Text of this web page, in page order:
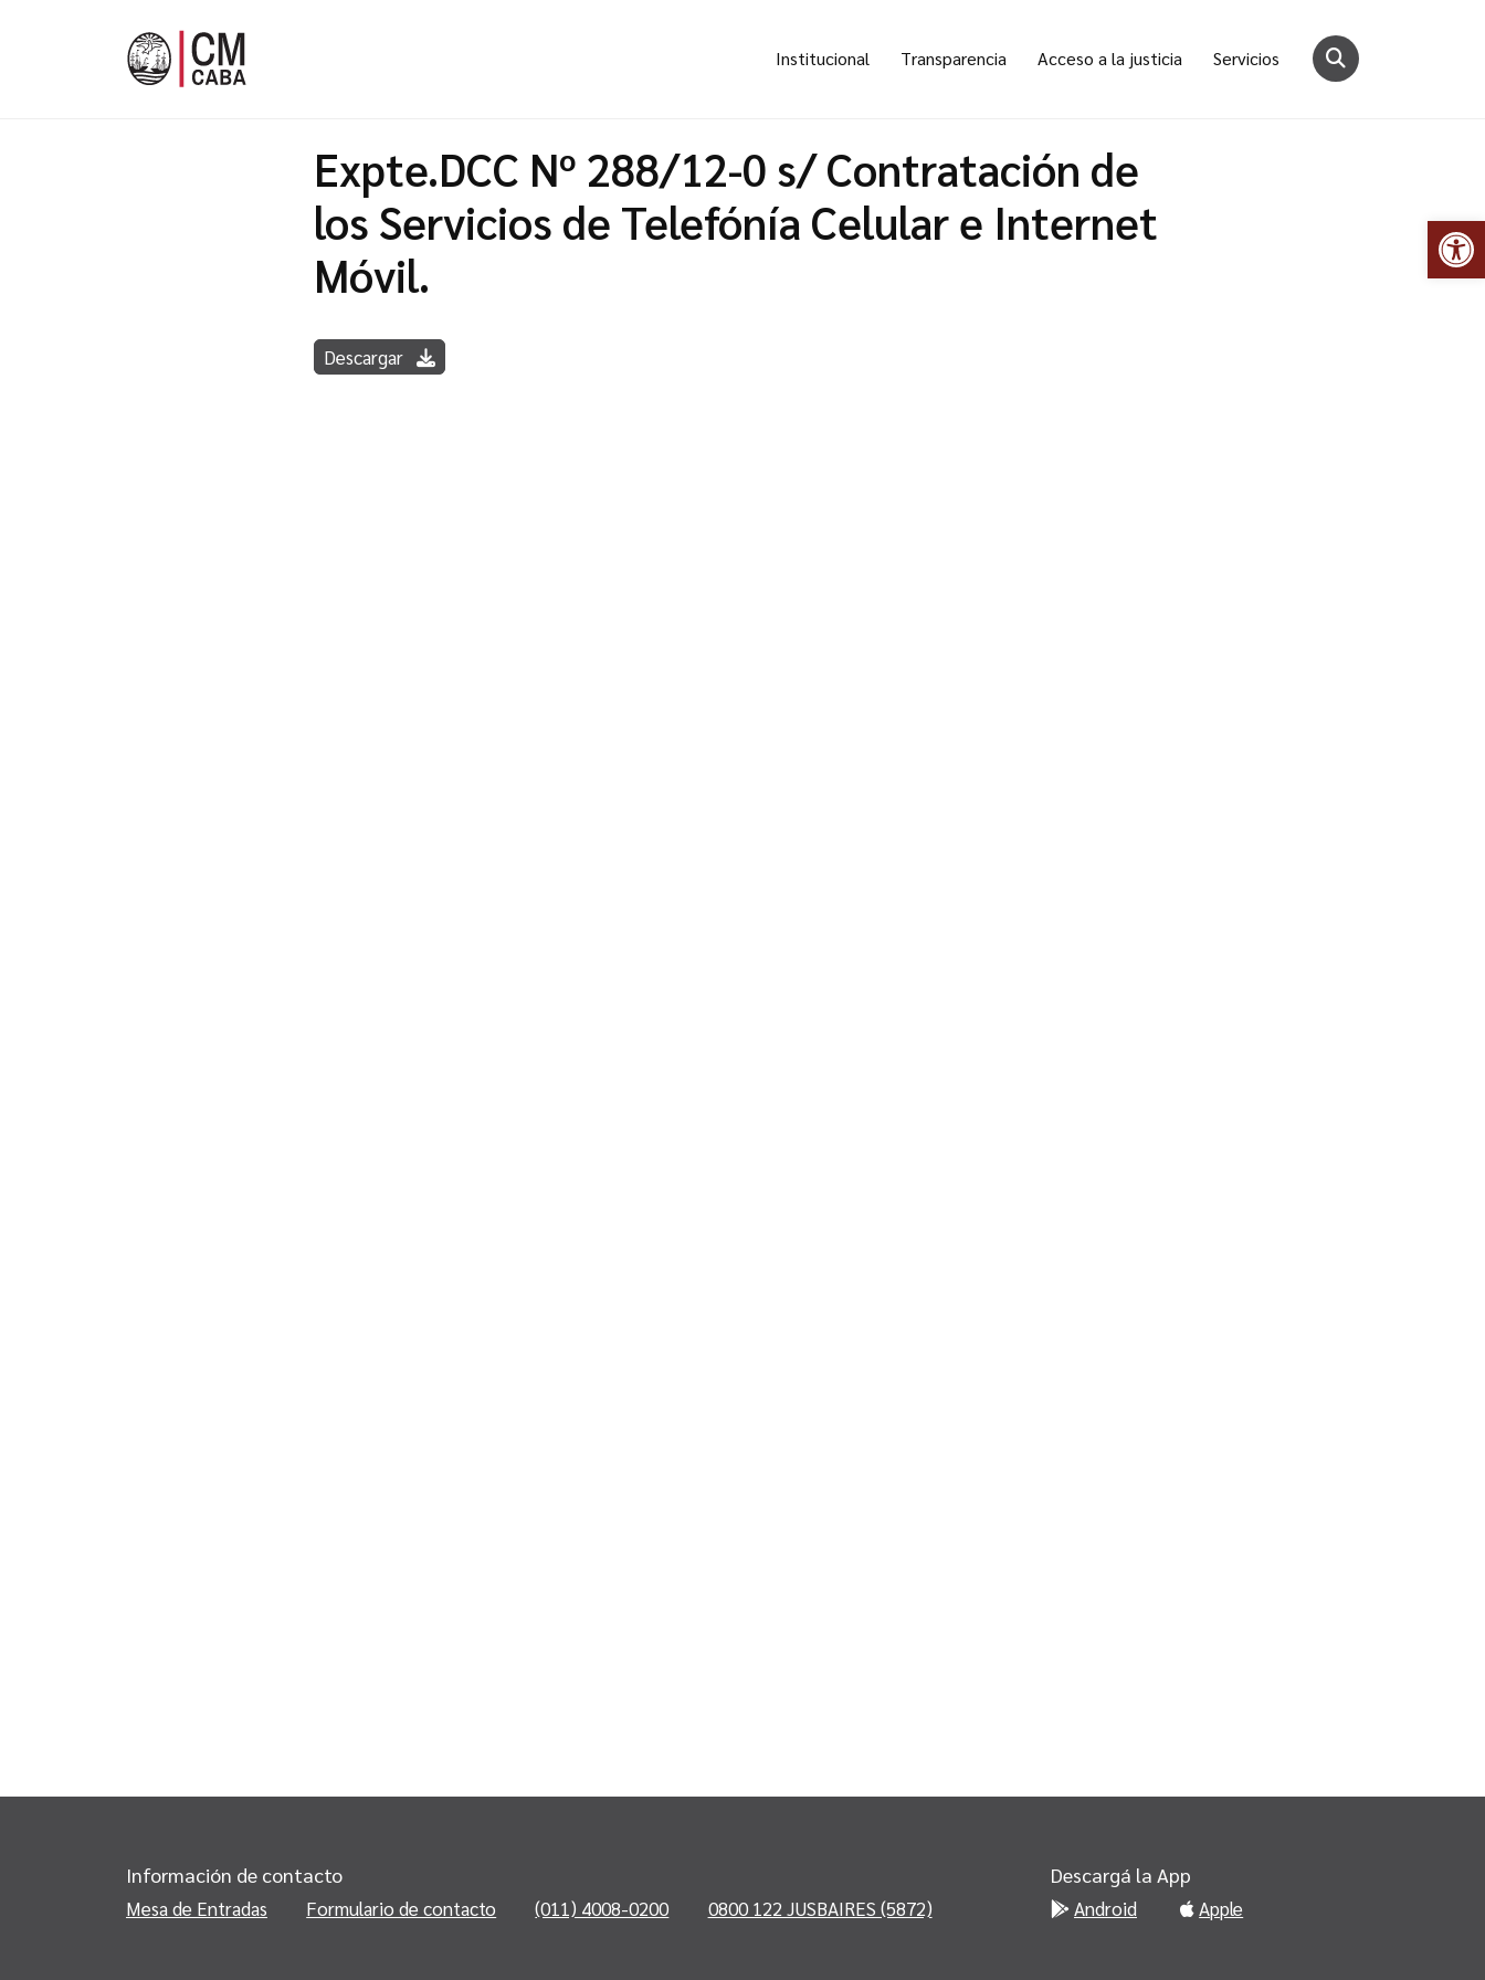
Institucional Transparencia Acceso a la justicia Servicios
Expte.DCC Nº 288/12-0 s/ Contratación de
los Servicios de Telefónía Celular e Internet
Móvil.
Descargar
Información de contacto
Mesa de Entradas Formulario de contacto (011) 4008-0200 0800 122 JUSBAIRES (5872)
Descargá la App
Android Apple